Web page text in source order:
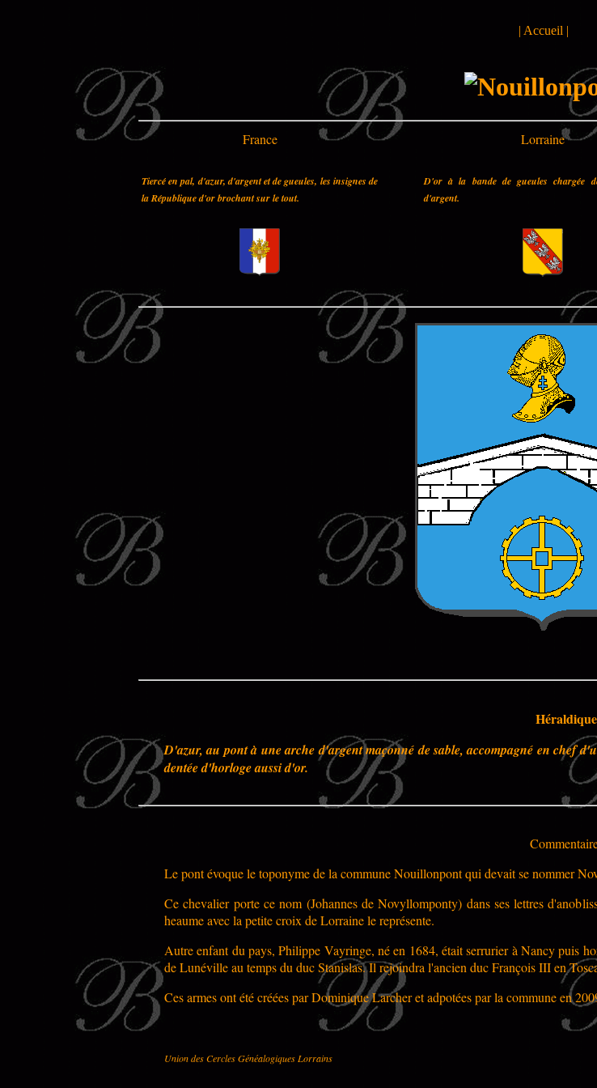
| Accueil |
France Lorraine
Tiercé en pal, d'azur, d'argent et de gueules, les insignes de
la République d'or brochant sur le tout.
D'or à la bande de gueules chargée
d'argent.
Héraldique
D'azur, au pont à une arche d'argent maçonné de sable, accompagné en chef
dentée d'horloge aussi d'or.
Le pont évoque le toponyme de la commune Nouillonpont qui devait se nommer
Ce chevalier porte ce nom (Johannes de Novyllomponty) dans ses lettres
heaume avec la petite croix de Lorraine le représente.
Autre enfant du pays, Philippe Vayringe, né en 1684, était serrurier à Nancy puis
de Lunéville au temps du duc Stanislas. Il rejoindra l'ancien duc François III en
Ces armes ont été créées par Dominique Larcher et adpotées par la commune en
Union des Cercles Généalogiques Lorrains